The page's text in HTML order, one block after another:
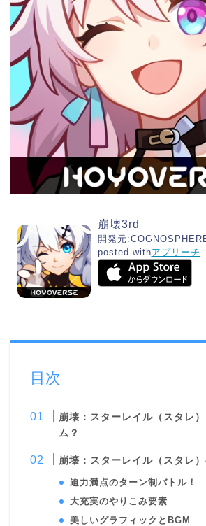
崩壊3rd
開発元:
posted withアプリーチ
目次
崩壊：スターレイル（スタレ
ム？
崩壊：スターレイル（スタレ
迫力満点のターン制バトル！
大充実のやりこみ要素
美しいグラフィックとBGM